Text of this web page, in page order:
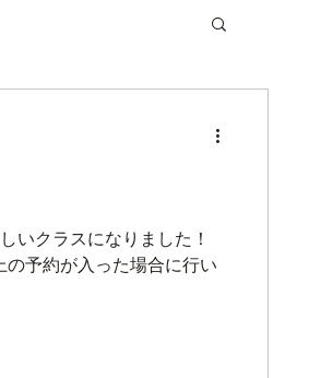
クラスになりました！
予約が入った場合に行い